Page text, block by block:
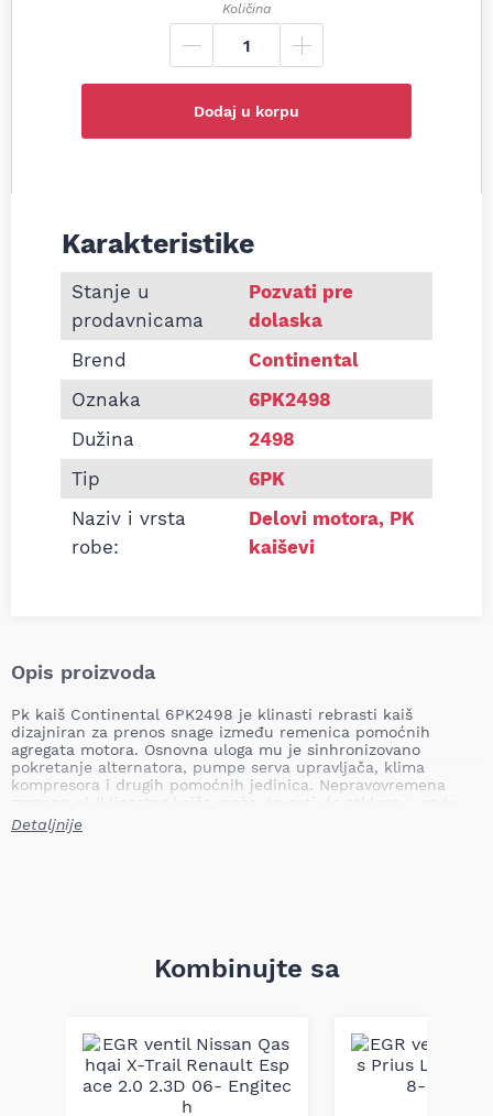
Količina
Dodaj u korpu
Informacije o Pk kaiš Continental 6PK2498
Karakteristike
Stanje u
prodavnicama
Pozvati pre
dolaska
Brend
Continental
Oznaka
6PK2498
Dužina
2498
Tip
6PK
Naziv i vrsta
robe:
Delovi motora, PK
kaiševi
Opis proizvoda
Pk kaiš Continental 6PK2498 je klinasti rebrasti kaiš
dizajniran za prenos snage između remenica pomoćnih
agregata motora. Osnovna uloga mu je sinhronizovano
pokretanje alternatora, pumpe serva upravljača, klima
kompresora i drugih pomoćnih jedinica. Nepravovremena
agregata, gubitka punjenja akumulatora, pregrevanja
upravljača, smanjenja efikasnosti klime, pa i ozbiljnijih
Continental je renomirani proizvođač automobilskih
temperaturama i opterećenjima, i proizveden je u skladu sa
fabričkim standardima kvaliteta.
Detaljnije
Kombinujte sa